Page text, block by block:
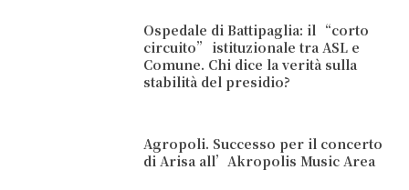
Ospedale di Battipaglia: il “corto
circuito” istituzionale tra ASL e
Comune. Chi dice la verità sulla
stabilità del presidio?
Agropoli. Successo per il concerto
di Arisa all’Akropolis Music Area